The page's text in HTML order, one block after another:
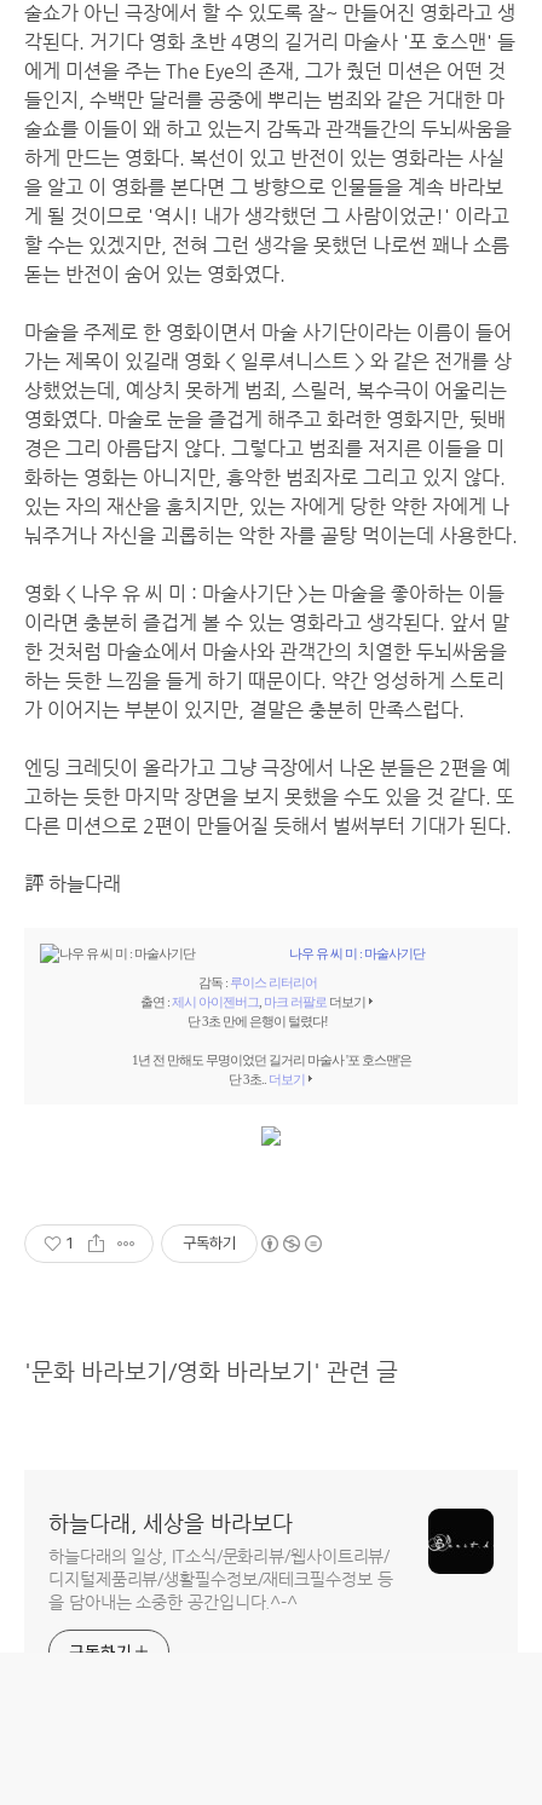
술쇼가 아닌 극장에서 할 수 있도록 잘~ 만들어진 영화라고 생
각된다. 거기다 영화 초반 4명의 길거리 마술사 '포 호스맨' 들
에게 미션을 주는 The Eye의 존재, 그가 줬던 미션은 어떤 것
들인지, 수백만 달러를 공중에 뿌리는 범죄와 같은 거대한 마
술쇼를 이들이 왜 하고 있는지 감독과 관객들간의 두뇌싸움을
하게 만드는 영화다. 복선이 있고 반전이 있는 영화라는 사실
을 알고 이 영화를 본다면 그 방향으로 인물들을 계속 바라보
게 될 것이므로 '역시! 내가 생각했던 그 사람이었군!' 이라고
할 수는 있겠지만, 전혀 그런 생각을 못했던 나로썬 꽤나 소름
돋는 반전이 숨어 있는 영화였다.
마술을 주제로 한 영화이면서 마술 사기단이라는 이름이 들어
가는 제목이 있길래 영화 < 일루셔니스트 > 와 같은 전개를 상
상했었는데, 예상치 못하게 범죄, 스릴러, 복수극이 어울리는
영화였다. 마술로 눈을 즐겁게 해주고 화려한 영화지만, 뒷배
경은 그리 아름답지 않다. 그렇다고 범죄를 저지른 이들을 미
화하는 영화는 아니지만, 흉악한 범죄자로 그리고 있지 않다.
있는 자의 재산을 훔치지만, 있는 자에게 당한 약한 자에게 나
눠주거나 자신을 괴롭히는 악한 자를 골탕 먹이는데 사용한다.
영화 < 나우 유 씨 미 : 마술사기단 >는 마술을 좋아하는 이들
이라면 충분히 즐겁게 볼 수 있는 영화라고 생각된다. 앞서 말
한 것처럼 마술쇼에서 마술사와 관객간의 치열한 두뇌싸움을
하는 듯한 느낌을 들게 하기 때문이다. 약간 엉성하게 스토리
가 이어지는 부분이 있지만, 결말은 충분히 만족스럽다.
엔딩 크레딧이 올라가고 그냥 극장에서 나온 분들은 2편을 예
고하는 듯한 마지막 장면을 보지 못했을 수도 있을 것 같다. 또
다른 미션으로 2편이 만들어질 듯해서 벌써부터 기대가 된다.
評 하늘다래
나우 유 씨 미 : 마술사기단
감독 : 루이스 리터리어
출연 :제시 아이젠버그, 마크 러팔로 더보기
단 3초 만에 은행이 털렸다!
1년 전 만해도 무명이었던 길거리 마술사 '포 호스맨'은
단 3초.. 더보기
1 구독하기
'문화 바라보기/영화 바라보기' 관련 글
하늘다래, 세상을 바라보다
하늘다래의 일상, IT소식/문화리뷰/웹사이트리뷰/
디지털제품리뷰/생활필수정보/재테크필수정보 등
을 담아내는 소중한 공간입니다.^-^
구독하기